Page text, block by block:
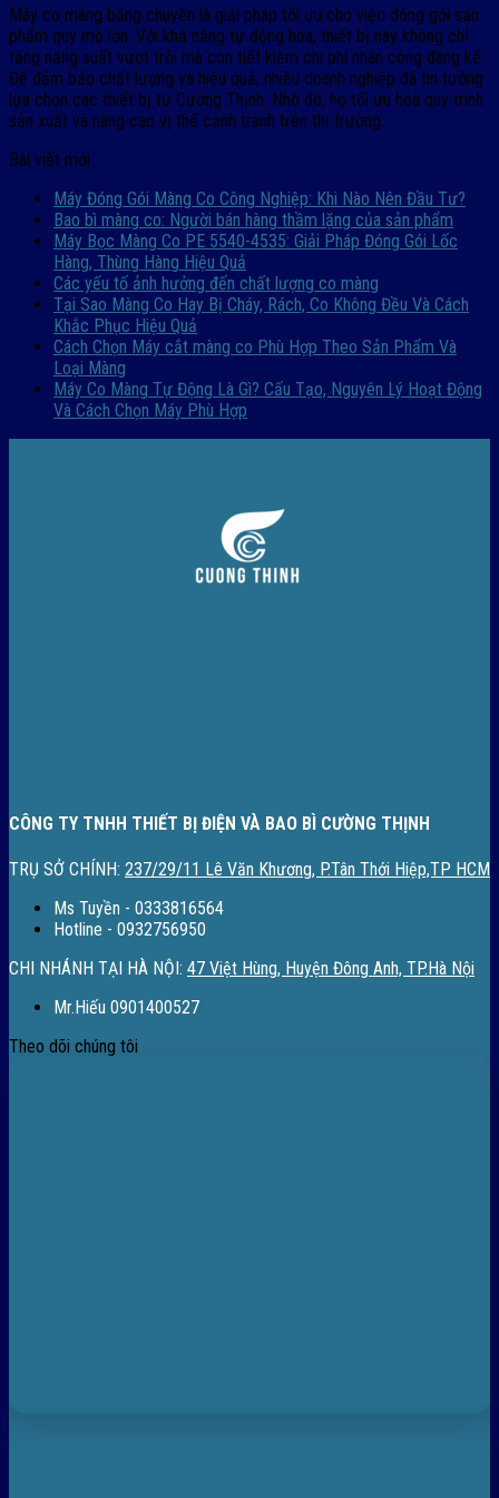
Máy co màng băng chuyền là giải pháp tối ưu cho việc đóng gói sản
phẩm quy mô lớn. Với khả năng tự động hóa, thiết bị này không chỉ
tăng năng suất vượt trội mà còn tiết kiệm chi phí nhân công đáng kể.
Để đảm bảo chất lượng và hiệu quả, nhiều doanh nghiệp đã tin tưởng
lựa chọn các thiết bị từ Cường Thịnh. Nhờ đó, họ tối ưu hóa quy trình
sản xuất và nâng cao vị thế cạnh tranh trên thị trường.
Bài viết mới
Máy Đóng Gói Màng Co Công Nghiệp: Khi Nào Nên Đầu Tư?
Bao bì màng co: Người bán hàng thầm lặng của sản phẩm
Máy Bọc Màng Co PE 5540-4535: Giải Pháp Đóng Gói Lốc
Hàng, Thùng Hàng Hiệu Quả
Các yếu tố ảnh hưởng đến chất lượng co màng
Tại Sao Màng Co Hay Bị Cháy, Rách, Co Không Đều Và Cách
Khắc Phục Hiệu Quả
Cách Chọn Máy cắt màng co Phù Hợp Theo Sản Phẩm Và
Loại Màng
Máy Co Màng Tự Động Là Gì? Cấu Tạo, Nguyên Lý Hoạt Động
Và Cách Chọn Máy Phù Hợp
CÔNG TY TNHH THIẾT BỊ ĐIỆN VÀ BAO BÌ CƯỜNG THỊNH
TRỤ SỞ CHÍNH: 237/29/11 Lê Văn Khương, P.Tân Thới Hiệp,TP HCM
Ms Tuyền - 0333816564
Hotline - 0932756950
CHI NHÁNH TẠI HÀ NỘI: 47 Việt Hùng, Huyện Đông Anh, TP.Hà Nội
Mr.Hiếu 0901400527
Theo dõi chúng tôi